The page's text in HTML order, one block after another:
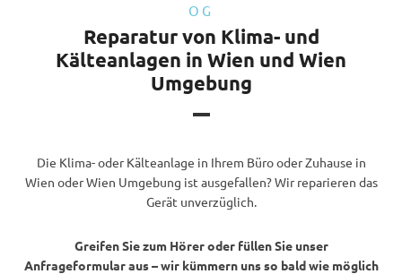
OG
Reparatur von Klima- und
Kälteanlagen in Wien und Wien
Umgebung
Die Klima- oder Kälteanlage in Ihrem Büro oder Zuhause in
Wien oder Wien Umgebung ist ausgefallen? Wir reparieren das
Gerät unverzüglich.
Greifen Sie zum Hörer oder füllen Sie unser
Anfrageformular aus – wir kümmern uns so bald wie möglich